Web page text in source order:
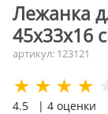
Лежанка
45х33х16
артикул: 123121
4.5 | 4 оценки